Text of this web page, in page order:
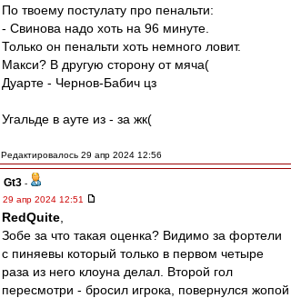
По твоему постулату про пенальти:
- Свинова надо хоть на 96 минуте.
Только он пенальти хоть немного ловит.
Макси? В другую сторону от мяча(
Дуарте - Чернов-Бабич цз
Угальде в ауте из - за жк(
Редактировалось 29 апр 2024 12:56
Gt3 -
29 апр 2024 12:51
RedQuite
Зобе за что такая оценка? Видимо за фортели
с пиняевы который только в первом четыре
раза из него клоуна делал. Второй гол
пересмотри - бросил игрока, повернулся жопой